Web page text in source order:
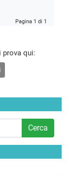
Cerca
Pagina 1 di 1
prova qui: